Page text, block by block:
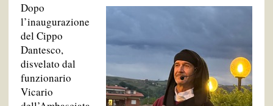
Dopo
l’inaugurazione
del Cippo
Dantesco,
disvelato dal
funzionario
Vicario